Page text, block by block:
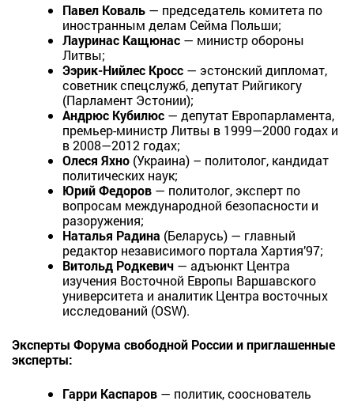
Павел Коваль — председатель комитета по
иностранным делам Сейма Польши;
Лауринас Кащюнас — министр обороны
Литвы;
Ээрик-Нийлес Кросс — эстонский дипломат,
советник спецслужб, депутат Рийгикогу
(Парламент Эстонии);
Андрюс Кубилюс — депутат Европарламента,
премьер-министр Литвы в 1999—2000 годах и
в 2008—2012 годах;
Олеся Яхно (Украина) – политолог, кандидат
политических наук;
Юрий Федоров — политолог, эксперт по
вопросам международной безопасности и
разоружения;
Наталья Радина (Беларусь) — главный
редактор независимого портала Хартия’97;
Витольд Родкевич — адъюнкт Центра
изучения Восточной Европы Варшавского
университета и аналитик Центра восточных
исследований (OSW).
Эксперты Форума свободной России и приглашенные
эксперты:
Гарри Каспаров — политик, сооснователь